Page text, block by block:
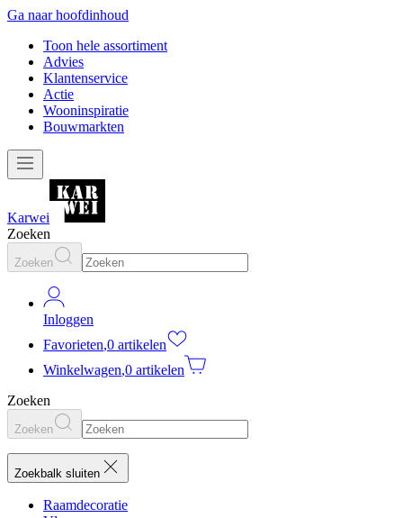
Ga naar hoofdinhoud
Toon hele assortiment
Advies
Klantenservice
Actie
Wooninspiratie
Bouwmarkten
Karwei
Zoeken
Zoeken
Inloggen
Favorieten,0 artikelen
Winkelwagen,0 artikelen
Zoeken
Zoeken
Zoekbalk sluiten
Raamdecoratie